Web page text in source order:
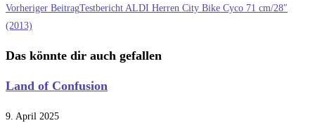
Weitere
Artikel
ansehen
Vorheriger BeitragTestbericht ALDI Herren City Bike Cyco 71 cm/28″
(2013)
Das könnte dir auch gefallen
Land of Confusion
9. April 2025